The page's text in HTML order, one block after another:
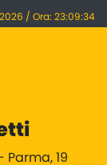
/ Ora: 23:09:34
Parma, 19